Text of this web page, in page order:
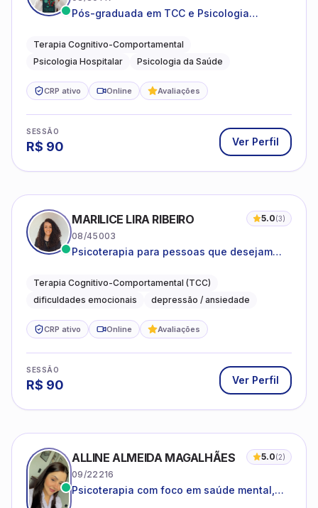
Pós-graduada em TCC e Psicologia
Terapia Cognitivo-Comportamental
Psicologia Hospitalar
Psicologia da Saúde
CRP ativo Online Avaliações
SESSÃO
R$ 90 Ver Perfil
MARILICE LIRA RIBEIRO 5.0(3)
08/45003
Psicoterapia para pessoas que desejam
dificuldades do dia a dia
Terapia Cognitivo-Comportamental (TCC)
dificuldades emocionais
depressão / ansiedade
CRP ativo Online Avaliações
SESSÃO
R$ 90 Ver Perfil
ALLINE ALMEIDA MAGALHÃES 5.0(2)
09/22216
Psicoterapia com foco em saúde mental,